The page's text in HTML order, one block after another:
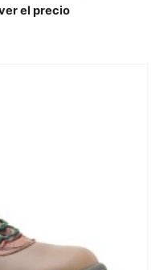
el precio